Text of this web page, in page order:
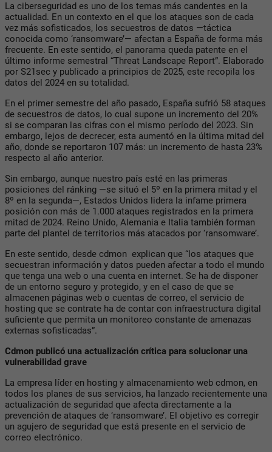
La ciberseguridad es uno de los temas más candentes en la
actualidad. En un contexto en el que los ataques son de cada
vez más sofisticados, los secuestros de datos —táctica
conocida como ‘ransomware’— afectan a España de forma más
frecuente. En este sentido, el panorama queda patente en el
último informe semestral “Threat Landscape Report”. Elaborado
por S21sec y publicado a principios de 2025, este recopila los
datos del 2024 en su totalidad.
En el primer semestre del año pasado, España sufrió 58 ataques
de secuestros de datos, lo cual supone un incremento del 20%
si se comparan las cifras con el mismo período del 2023. Sin
embargo, lejos de decrecer, esta aumentó en la última mitad del
año, donde se reportaron 107 más: un incremento de hasta 23%
respecto al año anterior.
Sin embargo, aunque nuestro país esté en las primeras
posiciones del ránking —se situó el 5º en la primera mitad y el
8º en la segunda—, Estados Unidos lidera la infame primera
posición con más de 1.000 ataques registrados en la primera
mitad de 2024. Reino Unido, Alemania e Italia también forman
parte del plantel de territorios más atacados por ‘ransomware’.
En este sentido, desde cdmon explican que “los ataques que
secuestran información y datos pueden afectar a todo el mundo
que tenga una web o una cuenta en internet. Se ha de disponer
de un entorno seguro y protegido, y en el caso de que se
almacenen páginas web o cuentas de correo, el servicio de
hosting que se contrate ha de contar con infraestructura digital
suficiente que permita un monitoreo constante de amenazas
externas sofisticadas”.
Cdmon publicó una actualización crítica para solucionar una
vulnerabilidad grave
La empresa líder en hosting y almacenamiento web cdmon, en
todos los planes de sus servicios, ha lanzado recientemente una
actualización de seguridad que afecta directamente a la
prevención de ataques de ‘ransomware’. El objetivo es corregir
un agujero de seguridad que está presente en el servicio de
correo electrónico.